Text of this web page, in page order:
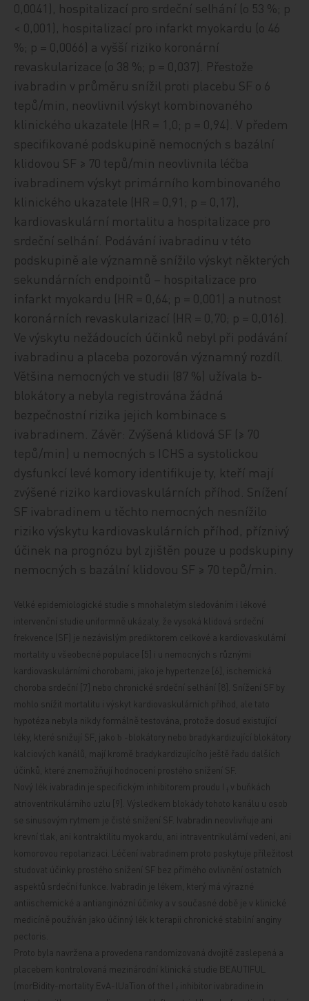
0,0041), hospitalizací pro srdeční selhání (o 53 %; p
< 0,001), hospitalizací pro infarkt myokardu (o 46
%; p = 0,0066) a vyšší riziko koronární
revaskularizace (o 38 %; p = 0,037). Přestože
ivabradin v průměru snížil proti placebu SF o 6
tepů/min, neovlivnil výskyt kombinovaného
klinického ukazatele (HR = 1,0; p = 0,94). V předem
specifikované podskupině nemocných s bazální
klidovou SF ≥ 70 tepů/min neovlivnila léčba
ivabradinem výskyt primárního kombinovaného
klinického ukazatele (HR = 0,91; p = 0,17),
kardiovaskulární mortalitu a hospitalizace pro
srdeční selhání. Podávání ivabradinu v této
podskupině ale významně snížilo výskyt některých
sekundárních endpointů – hospitalizace pro
infarkt myokardu (HR = 0,64; p = 0,001) a nutnost
koronárních revaskularizací (HR = 0,70; p = 0,016).
Ve výskytu nežádoucích účinků nebyl při podávání
ivabradinu a placeba pozorován významný rozdíl.
Většina nemocných ve studii (87 %) užívala b-
blokátory a nebyla registrována žádná
bezpečnostní rizika jejich kombinace s
ivabradinem. Závěr: Zvýšená klidová SF (≥ 70
tepů/min) u nemocných s ICHS a systolickou
dysfunkcí levé komory identifikuje ty, kteří mají
zvýšené riziko kardiovaskulárních příhod. Snížení
SF ivabradinem u těchto nemocných nesnížilo
riziko výskytu kardiovaskulárních příhod, příznivý
účinek na prognózu byl zjištěn pouze u podskupiny
nemocných s bazální klidovou SF ≥ 70 tepů/min.
Velké epidemiologické studie s mnohaletým sledováním i lékové
intervenční studie uniformně ukázaly, že vysoká klidová srdeční
frekvence (SF) je nezávislým prediktorem celkové a kardiovaskulární
mortality u všeobecné populace [5] i u nemocných s různými
kardiovaskulárními chorobami, jako je hypertenze [6], ischemická
choroba srdeční [7] nebo chronické srdeční selhání [8]. Snížení SF by
mohlo snížit mortalitu i výskyt kardiovaskulárních příhod, ale tato
hypotéza nebyla nikdy formálně testována, protože dosud existující
léky, které snižují SF, jako b -blokátory nebo bradykardizující blokátory
kalciových kanálů, mají kromě bradykardizujícího ještě řadu dalších
účinků, které znemožňují hodnocení prostého snížení SF.
Nový lék ivabradin je specifickým inhibitorem proudu I f v buňkách
atrioventrikulárního uzlu [9]. Výsledkem blokády tohoto kanálu u osob
se sinusovým rytmem je čisté snížení SF. Ivabradin neovlivňuje ani
krevní tlak, ani kontraktilitu myokardu, ani intraventrikulární vedení, ani
komorovou repolarizaci. Léčení ivabradinem proto poskytuje příležitost
studovat účinky prostého snížení SF bez přímého ovlivnění ostatních
aspektů srdeční funkce. Ivabradin je lékem, který má výrazné
antiischemické a antianginózní účinky a v současné době je v klinické
medicíně používán jako účinný lék k terapii chronické stabilní anginy
pectoris.
Proto byla navržena a provedena randomizovaná dvojitě zaslepená a
placebem kontrolovaná mezinárodní klinická studie BEAUTIFUL
(morBidity-mortality EvA-lUaTion of the I f inhibitor ivabradine in